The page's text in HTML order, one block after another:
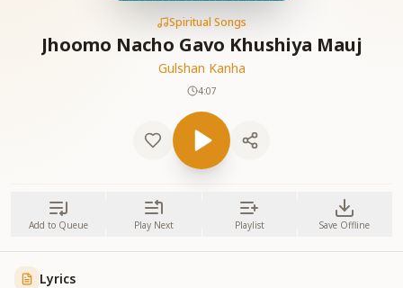
Spiritual Songs
Jhoomo Nacho Gavo Khushiya Mauj
Gulshan Kanha
4:07
Add to Queue Play Next Playlist Save Offline
Lyrics